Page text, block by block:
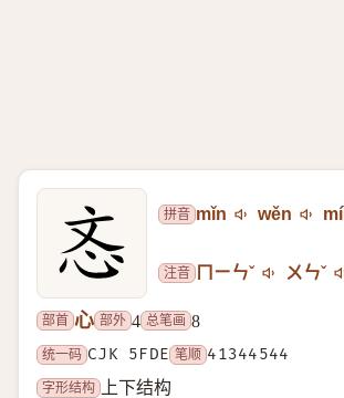
拼音 mǐn wěn
注音 ㄇㄧㄣˇ ㄨㄣˇ
部首 心 部外 4 总笔画 8
统一码 CJK 5FDE 笔顺 41344544
字形结构
上下结构